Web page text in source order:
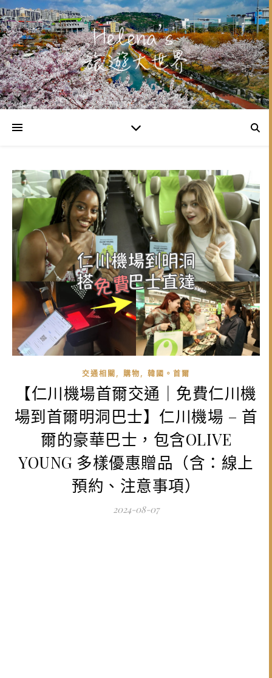
交通相關 , 購物, 韓國。首爾
【仁川機場首爾交通｜免費仁川機
場到首爾明洞巴士】仁川機場 – 首
爾的豪華巴士，包含OLIVE
YOUNG 多樣優惠贈品（含：線上
預約、注意事項）
2024-08-07